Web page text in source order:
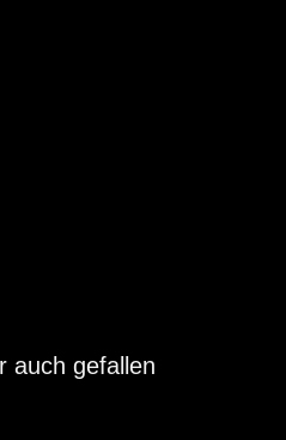
auch gefallen